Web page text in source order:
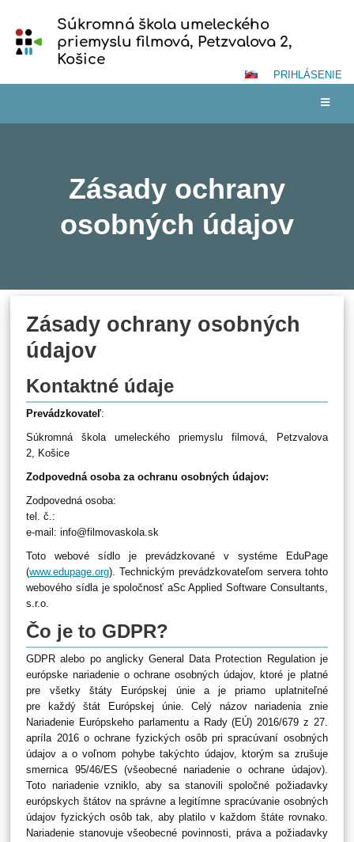
Súkromná škola umeleckého
priemyslu filmová, Petzvalova 2,
Košice
PRIHLÁSENIE
Zásady ochrany
osobných údajov
ochrany
osobných
údajov
Zásady ochrany osobných
údajov
Kontaktné údaje
Prevádzkovateľ:
Súkromná škola umeleckého priemyslu filmová, Petzvalova
2, Košice
Zodpovedná osoba za ochranu osobných údajov:
Zodpovedná osoba:
tel. č.:
e-mail: info@filmovaskola.sk
Toto webové sídlo je prevádzkované v systéme EduPage
(www.edupage.org). Technickým prevádzkovateľom servera tohto
webového sídla je spoločnosť aSc Applied Software Consultants,
s.r.o.
Čo je to GDPR?
GDPR alebo po anglicky General Data Protection Regulation je
európske nariadenie o ochrane osobných údajov, ktoré je platné
pre všetky štáty Európskej únie a je priamo uplatniteľné
pre každý štát Európskej únie. Celý názov nariadenia znie
Nariadenie Európskeho parlamentu a Rady (EÚ) 2016/679 z 27.
apríla 2016 o ochrane fyzických osôb pri spracúvaní osobných
údajov a o voľnom pohybe takýchto údajov, ktorým sa zrušuje
smernica 95/46/ES (všeobecné nariadenie o ochrane údajov).
Toto nariadenie vzniklo, aby sa stanovili spoločné požiadavky
európskych štátov na správne a legitímne spracúvanie osobných
údajov fyzických osôb tak, aby platilo v každom štáte rovnako.
Nariadenie stanovuje všeobecné povinnosti, práva a požiadavky